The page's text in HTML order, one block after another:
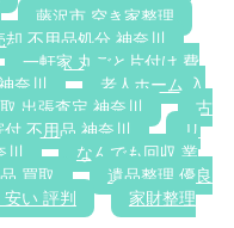
藤沢市 空き家整理
却 不用品処分 神奈川
一軒家 丸ごと片付け 費
奈川
老人ホーム 入
出張査定 神奈川
古
付 不用品 神奈川
リ
川
なんでも回収 業
買取
遺品整理 優良
い 評判
家財整理